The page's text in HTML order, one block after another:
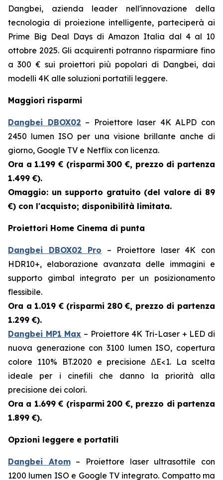
Dangbei, azienda leader nell'innovazione della
tecnologia di proiezione intelligente, parteciperà ai
Prime Big Deal Days di Amazon Italia dal 4 al 10
ottobre 2025. Gli acquirenti potranno risparmiare fino
a 300 € sui proiettori più popolari di Dangbei, dai
modelli 4K alle soluzioni portatili leggere.
Maggiori risparmi
Dangbei DBOX02 – Proiettore laser 4K ALPD con
2450 lumen ISO per una visione brillante anche di
giorno, Google TV e Netflix con licenza.
Ora a 1.199 € (risparmi 300 €, prezzo di partenza
1.499 €).
Omaggio: un supporto gratuito (del valore di 89
€) con l'acquisto; disponibilità limitata.
Proiettori Home Cinema di punta
Dangbei DBOX02 Pro – Proiettore laser 4K con
HDR10+, elaborazione avanzata delle immagini e
supporto gimbal integrato per un posizionamento
flessibile.
Ora a 1.019 € (risparmi 280 €, prezzo di partenza
1.299 €).
Dangbei MP1 Max – Proiettore 4K Tri-Laser + LED di
nuova generazione con 3100 lumen ISO, copertura
colore 110% BT.2020 e precisione ΔE<1. La scelta
ideale per i cinefili che danno la priorità alla
precisione dei colori.
Ora a 1.699 € (risparmi 200 €, prezzo di partenza
1.899 €).
Opzioni leggere e portatili
Dangbei Atom– Proiettore laser ultrasottile con
1200 lumen ISO e Google TV integrato. Compatto ma